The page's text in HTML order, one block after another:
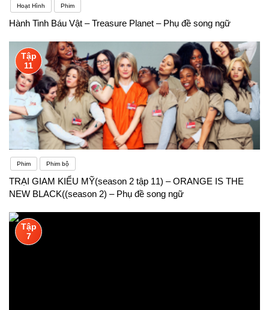
Hoạt Hình Phim
Hành Tinh Báu Vật – Treasure Planet – Phụ đề song ngữ
Tập
11
Phim Phim bộ
TRẠI GIAM KIỂU MỸ(season 2 tập 11) – ORANGE IS THE
NEW BLACK((season 2) – Phụ đề song ngữ
Tập
7